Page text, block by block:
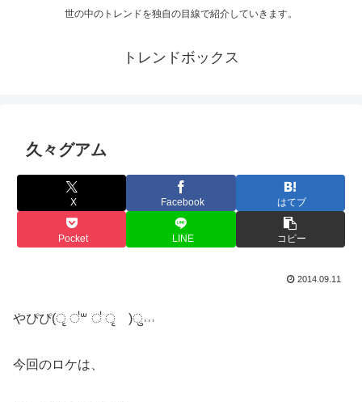
世の中のトレンドを独自の目線で紹介していきます。
トレンドボックス
久々グアム
X Facebook はてブ
Pocket LINE コピー
2014.09.11
やぴぴ(ृ ॑꒳ ॑ ृ )ु˒˒˒
今回のロケは、